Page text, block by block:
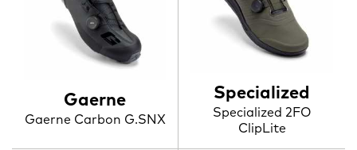
Gaerne
Gaerne Carbon G.SNX
Specialized
Specialized 2FO
ClipLite